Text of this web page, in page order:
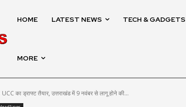
HOME LATEST NEWS TECH & GADGETS
MORE
UCC का ड्राफ्ट तैयार, उत्तराखंड में 9 नवंबर से लागू होने की...